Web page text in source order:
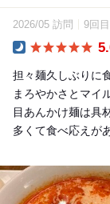
2026/05 訪問 9回目
担々麺久しぶりに
まろやかさとマイ
目あんかけ麺は具
多くて食べ応えが